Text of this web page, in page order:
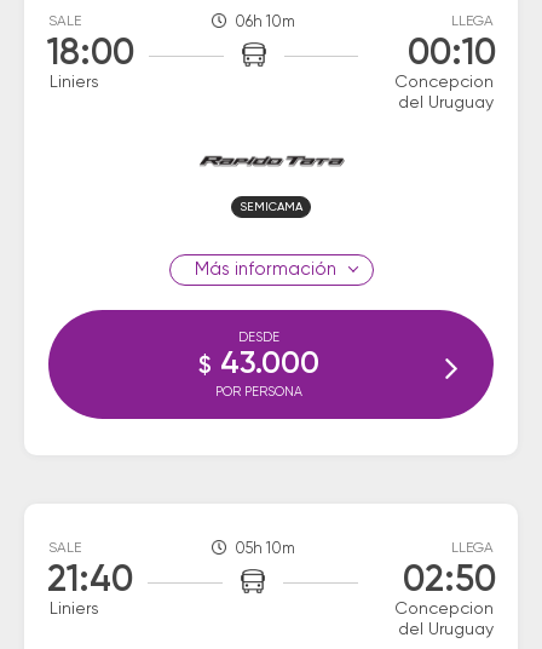
SALE
18:00
Liniers
06h 10m LLEGA
00:10
Concepcion
del Uruguay
SEMICAMA
información
DESDE
$ 43.000
POR PERSONA
SALE
21:40
Liniers
05h 10m LLEGA
02:50
Concepcion
del Uruguay